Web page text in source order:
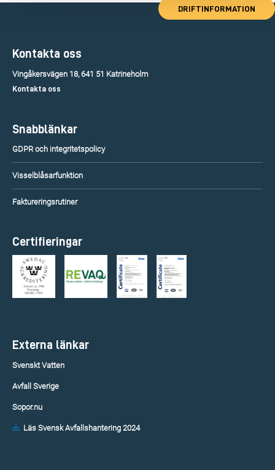
DRIFTINFORMATION
Kontakta oss
Vingåkersvägen 18, 641 51 Katrineholm
Kontakta oss
Snabblänkar
GDPR och integritetspolicy
Visselblåsarfunktion
Faktureringsrutiner
Certifieringar
Externa länkar
Svenskt Vatten
Avfall Sverige
Sopor.nu
Läs Svensk Avfallshantering 2024